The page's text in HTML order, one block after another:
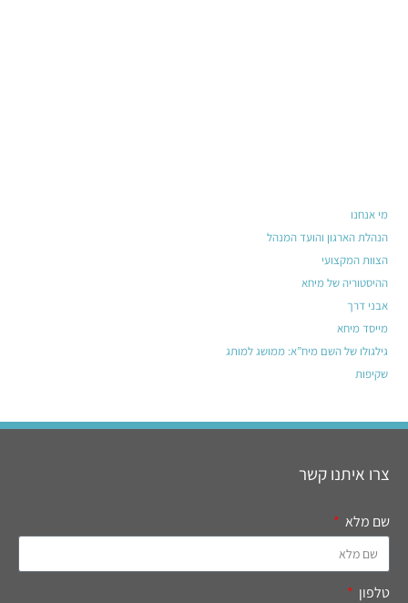
מי אנחנו
הנהלת הארגון והועד המנהל
הצוות המקצועי
ההיסטוריה של מיחא
אבני דרך
מייסד מיחא
גילגולו של השם מיח”א: ממושג למותג
שקיפות
צרו איתנו קשר
שם מלא
טלפון